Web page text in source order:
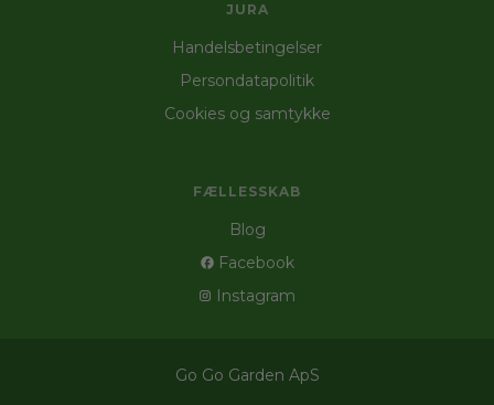
JURA
Handelsbetingelser
Persondatapolitik
Cookies og samtykke
FÆLLESSKAB
Blog
Facebook
Instagram
Go Go Garden ApS